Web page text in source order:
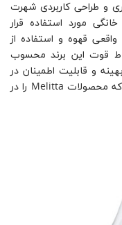
و طراحی کاربردی شهرت
مورد استفاده قرار
قهوه و استفاده از
قوت این برند محسوب
و قابلیت اطمینان در
استفاده طولانی‌مدت نیز از عواملی هستند که محصولات Melitta را در